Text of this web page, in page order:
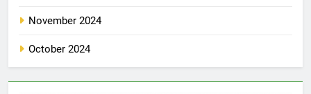
November 2024
October 2024